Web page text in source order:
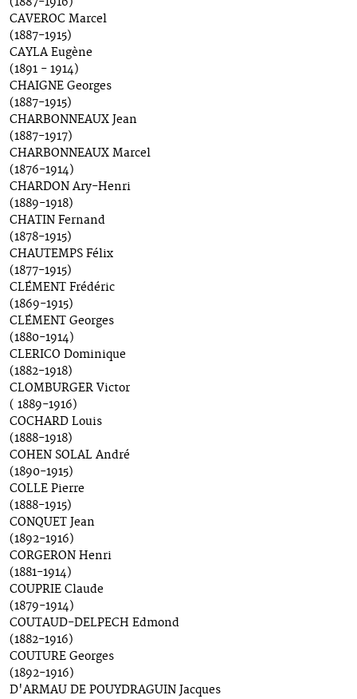
CAVEROC Marcel
(1887-1915)
CAYLA Eugène
(1891 - 1914)
CHAIGNE Georges
(1887-1915)
CHARBONNEAUX Jean
(1887-1917)
CHARBONNEAUX Marcel
(1876-1914)
CHARDON Ary-Henri
(1889-1918)
CHATIN Fernand
(1878-1915)
CHAUTEMPS Félix
(1877-1915)
CLÉMENT Frédéric
(1869-1915)
CLÉMENT Georges
(1880-1914)
CLERICO Dominique
(1882-1918)
CLOMBURGER Victor
( 1889-1916)
COCHARD Louis
(1888-1918)
COHEN SOLAL André
(1890-1915)
COLLE Pierre
(1888-1915)
CONQUET Jean
(1892-1916)
CORGERON Henri
(1881-1914)
COUPRIE Claude
(1879-1914)
COUTAUD-DELPECH Edmond
(1882-1916)
COUTURE Georges
(1892-1916)
D'ARMAU DE POUYDRAGUIN Jacques